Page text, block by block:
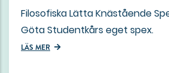
Filosofiska Lätta Knästående
Göta Studentkårs eget spex.
LÄS MER